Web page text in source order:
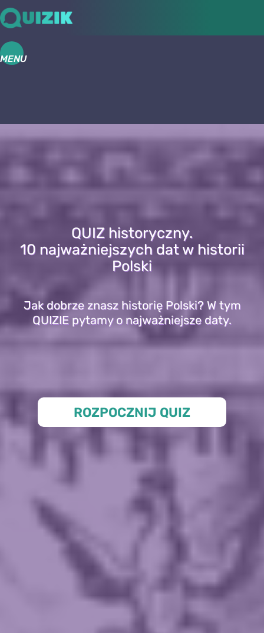
MENU
QUIZ historyczny.
10 najważniejszych dat w historii
Polski
Jak dobrze znasz historię Polski? W tym
QUIZIE pytamy o najważniejsze daty.
ROZPOCZNIJ QUIZ